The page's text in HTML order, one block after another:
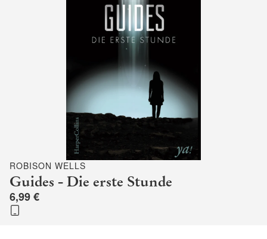
ROBISON WELLS
Guides - Die erste Stunde
6,99 €